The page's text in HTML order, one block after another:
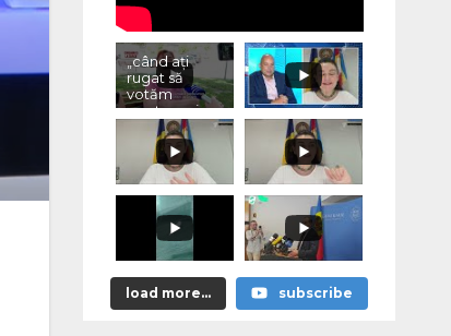
„când ați
rugat să
votăm
pentru voi,
ce ați
promis?"
load more... subscribe